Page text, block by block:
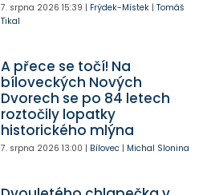
7. srpna 2026 15:39 | Frýdek-Místek| Tomáš
Tikal
A přece se točí! Na
bíloveckých Nových
Dvorech se po 84 letech
roztočily lopatky
historického mlýna
7. srpna 2026 13:00 | Bílovec| Michal Slonina